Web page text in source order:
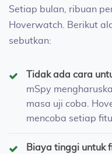
Setiap bulan, ribuan
Hoverwatch. Berikut
sebutkan:
Tidak ada cara
mSpy
masa uji coba.
mencoba setiap
Biaya tinggi untuk